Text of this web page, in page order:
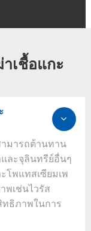
เชื้อแกะ
มารถต้านทาน
ละจุลินทรีย์อื่นๆ
โพแทสเซียมเพ
พเช่นไวรัส
ทธิภาพในการ